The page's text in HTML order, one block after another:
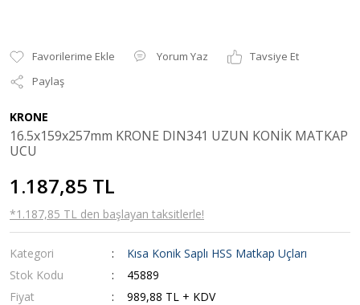
Yorum Yaz
Tavsiye Et
Paylaş
KRONE
16.5x159x257mm KRONE DIN341 UZUN KONİK MATKAP
UCU
1.187,85 TL
*1.187,85 TL den başlayan taksitlerle!
Kategori
Kısa Konik Saplı HSS Matkap Uçları
Stok Kodu
45889
Fiyat
989,88 TL + KDV